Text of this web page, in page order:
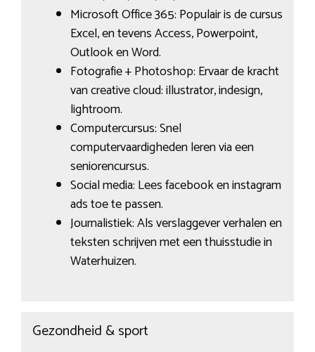
Microsoft Office 365: Populair is de cursus
Excel, en tevens Access, Powerpoint,
Outlook en Word.
Fotografie + Photoshop: Ervaar de kracht
van creative cloud: illustrator, indesign,
lightroom.
Computercursus: Snel
computervaardigheden leren via een
seniorencursus.
Social media: Lees facebook en instagram
ads toe te passen.
Journalistiek: Als verslaggever verhalen en
teksten schrijven met een thuisstudie in
Waterhuizen.
Gezondheid & sport